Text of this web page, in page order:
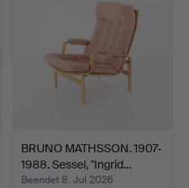
BRUNO MATHSSON. 1907-
1988. Sessel, "Ingrid…
Beendet 8. Jul 2026